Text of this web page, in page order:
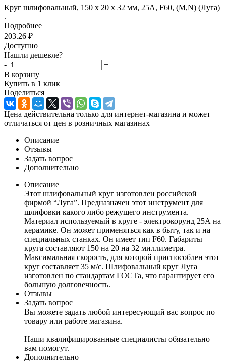
Круг шлифовальный, 150 х 20 х 32 мм, 25А, F60, (М,N) (Луга)
.
Подробнее
203.26 ₽
Доступно
Нашли дешевле?
-
+
В корзину
Купить в 1 клик
Поделиться
Цена действительна только для интернет-магазина и может
отличаться от цен в розничных магазинах
Описание
Отзывы
Задать вопрос
Дополнительно
Описание
Этот шлифовальный круг изготовлен российской
фирмой “Луга”. Предназначен этот инструмент для
шлифовки какого либо режущего инструмента.
Материал используемый в круге - электрокорунд 25А на
керамике. Он может применяться как в быту, так и на
специальных станках. Он имеет тип F60. Габариты
круга составляют 150 на 20 на 32 миллиметра.
Максимальная скорость, для которой приспособлен этот
круг составляет 35 м/с. Шлифовальный круг Луга
изготовлен по стандартам ГОСТа, что гарантирует его
большую долговечность.
Отзывы
Задать вопрос
Вы можете задать любой интересующий вас вопрос по
товару или работе магазина.
Наши квалифицированные специалисты обязательно
вам помогут.
Дополнительно